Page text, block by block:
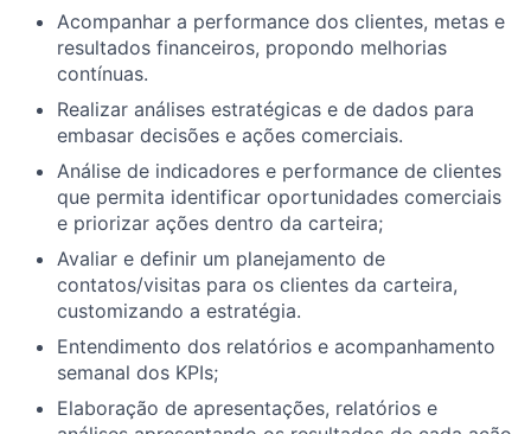
Acompanhar a performance dos clientes, metas e
resultados financeiros, propondo melhorias
contínuas.
Realizar análises estratégicas e de dados para
embasar decisões e ações comerciais.
Análise de indicadores e performance de clientes
que permita identificar oportunidades comerciais
e priorizar ações dentro da carteira;
Avaliar e definir um planejamento de
contatos/visitas para os clientes da carteira,
customizando a estratégia.
Entendimento dos relatórios e acompanhamento
semanal dos KPIs;
Elaboração de apresentações, relatórios e